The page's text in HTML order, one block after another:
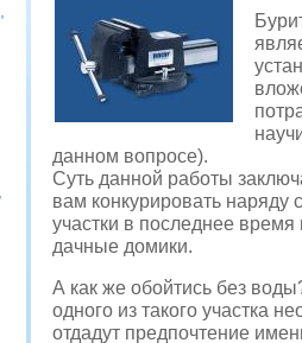
данном вопросе).
Суть данной работы
вам конкурировать наряду
участки в последнее
дачные домики.
А как же обойтись без
одного из такого участка
отдадут предпочтение